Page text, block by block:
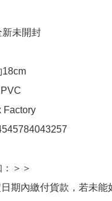
新未開封
18cm
Factory
＞＞
期內繳付貨款，若未能